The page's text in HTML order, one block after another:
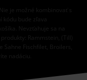
je možné kombinovať s
bude zľava
Nevzťahuje sa na
Rammstein, (Till)
Sahne Fischfilet, Broilers,
nadáciu.